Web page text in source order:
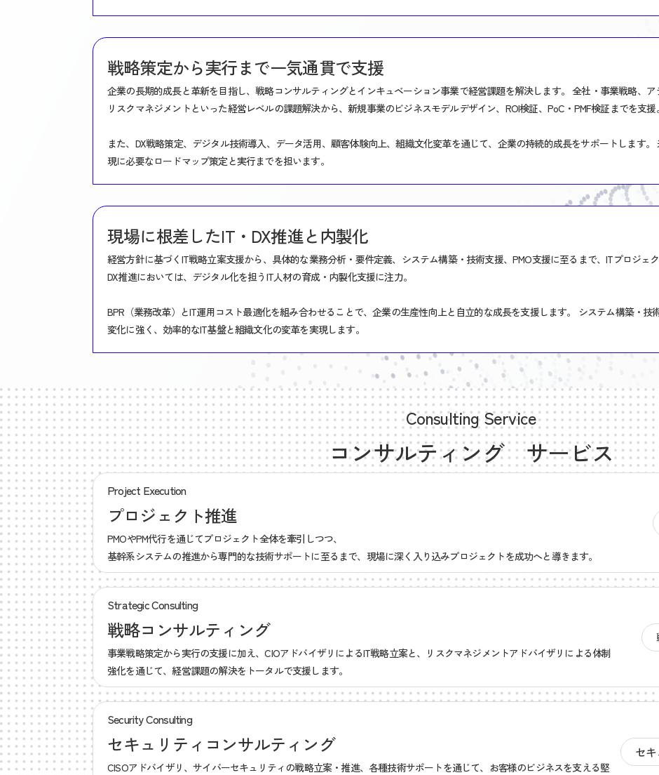
戦略策定から実行まで一気通貫で支援
企業の長期的成長と革新を目指し、戦略コンサルティングとインキュベーション事業で経営課題を解決します。 全社・事業戦略、ア
リスクマネジメントといった経営レベルの課題解決から、新規事業のビジネスモデルデザイン、ROI検証、PoC・PMF検証までを支援。
また、DX戦略策定、デジタル技術導入、データ活用、顧客体験向上、組織文化変革を通じて、企業の持続的成長をサポートします
現に必要なロードマップ策定と実行までを担います。
現場に根差したIT・DX推進と内製化
経営方針に基づくIT戦略立案支援から、具体的な業務分析・要件定義、システム構築・技術支援、PMO支援に至るまで、ITプロジェ
DX推進においては、デジタル化を担うIT人材の育成・内製化支援に注力。
BPR（業務改革）とIT運用コスト最適化を組み合わせることで、企業の生産性向上と自立的な成長を支援します。 システム構築・技
変化に強く、効率的なIT基盤と組織文化の変革を実現します。
Consulting Service
コンサルティング サービス
Project Execution
プロジェクト推進
PMOやPM代行を通じてプロジェクト全体を牽引しつつ、
基幹系システムの推進から専門的な技術サポートに至るまで、現場に深く入り込みプロジェクトを成功へと導きます。
Strategic Consulting
戦略コンサルティング
事業戦略策定から実行の支援に加え、CIOアドバイザリによるIT戦略立案と、リスクマネジメントアドバイザリによる体制
強化を通じて、経営課題の解決をトータルで支援します。
Security Consulting
セキュリティコンサルティング
CISOアドバイザリ、サイバーセキュリティの戦略立案・推進、各種技術サポートを通じて、お客様のビジネスを支える堅
セ